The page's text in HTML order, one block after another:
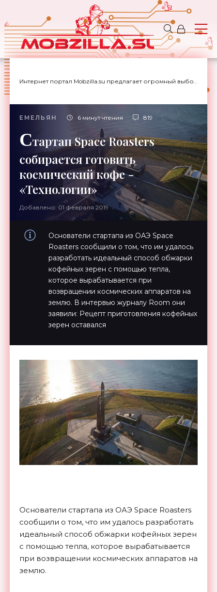
Интернет портал Mobzilla.su предлагает огромный выбор новостей с доставкой на дом.
ЕМЕЛЬЯН 6 минут чтения 819
Стартап Space Roasters
собирается готовить
космический кофе -
«Технологии»
Добавлено: 01 февраля 2019
Основатели стартапа из ОАЭ Space
Roasters сообщили о том, что им удалось
разработать идеальный способ обжарки
кофейных зерен с помощью тепла,
которое вырабатывается при
возвращении космических аппаратов на
землю. В интервью журналу Room они
заявили: Рецепт приготовления кофейных
зерен оставался
Основатели стартапа из ОАЭ Space Roasters
сообщили о том, что им удалось разработать
идеальный способ обжарки кофейных зерен
с помощью тепла, которое вырабатывается
при возвращении космических аппаратов на
землю.